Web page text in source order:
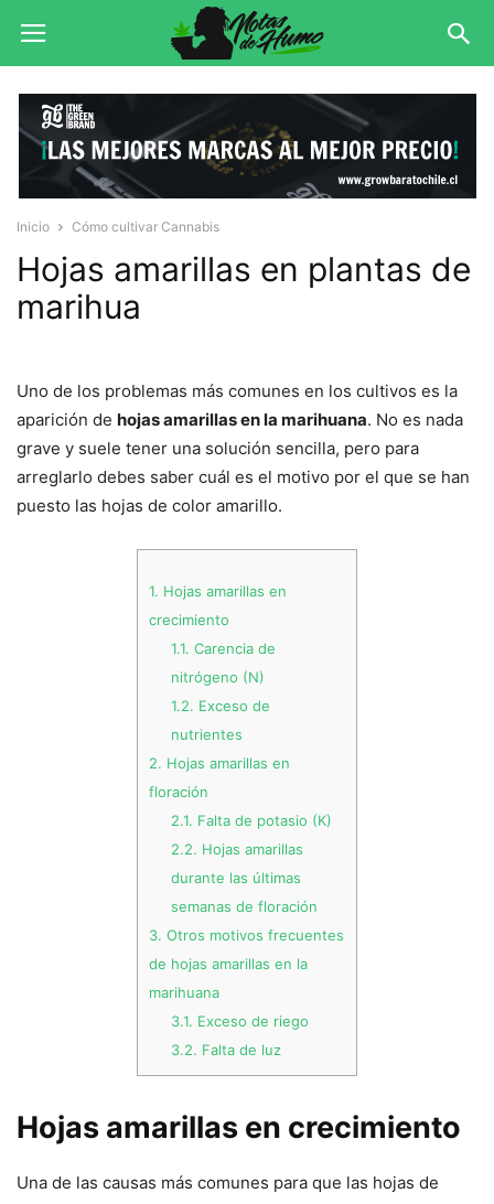
Inicio Cómo cultivar Cannabis
Hojas amarillas en plantas de
marihua
Uno de los problemas más comunes en los cultivos es la
aparición de hojas amarillas en la marihuana. No es nada
grave y suele tener una solución sencilla, pero para
arreglarlo debes saber cuál es el motivo por el que se han
puesto las hojas de color amarillo.
1. Hojas amarillas en
crecimiento
1.1. Carencia de
nitrógeno (N)
1.2. Exceso de
nutrientes
2. Hojas amarillas en
floración
2.1. Falta de potasio (K)
2.2. Hojas amarillas
durante las últimas
semanas de floración
3. Otros motivos frecuentes
de hojas amarillas en la
marihuana
3.1. Exceso de riego
3.2. Falta de luz
Hojas amarillas en crecimiento
Una de las causas más comunes para que las hojas de